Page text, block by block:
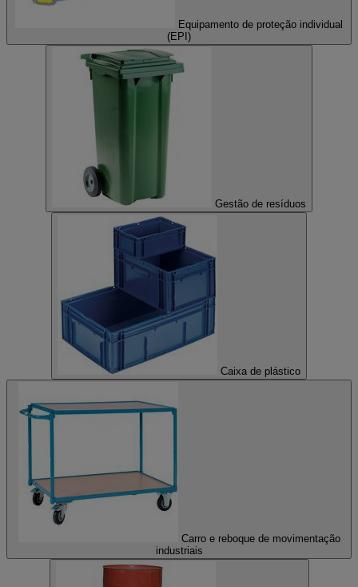
Equipamento de proteção individual
(EPI)
Gestão de resíduos
Caixa de plástico
Carro e reboque de movimentação
industriais